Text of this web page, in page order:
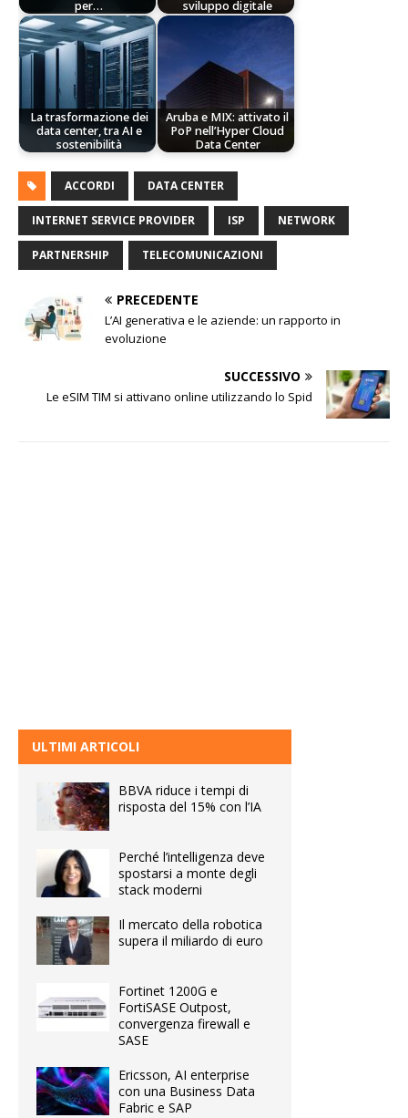
per… sviluppo digitale
La trasformazione dei
data center, tra AI e
sostenibilità
Aruba e MIX: attivato il
PoP nell’Hyper Cloud
Data Center
ACCORDI DATA CENTER
INTERNET SERVICE PROVIDER ISP NETWORK
PARTNERSHIP TELECOMUNICAZIONI
PRECEDENTE
L’AI generativa e le aziende: un rapporto in
evoluzione
SUCCESSIVO
Le eSIM TIM si attivano online utilizzando lo Spid
ULTIMI ARTICOLI
BBVA riduce i tempi di
risposta del 15% con l’IA
Perché l’intelligenza deve
spostarsi a monte degli
stack moderni
Il mercato della robotica
supera il miliardo di euro
Fortinet 1200G e
FortiSASE Outpost,
convergenza firewall e
SASE
Ericsson, AI enterprise
con una Business Data
Fabric e SAP